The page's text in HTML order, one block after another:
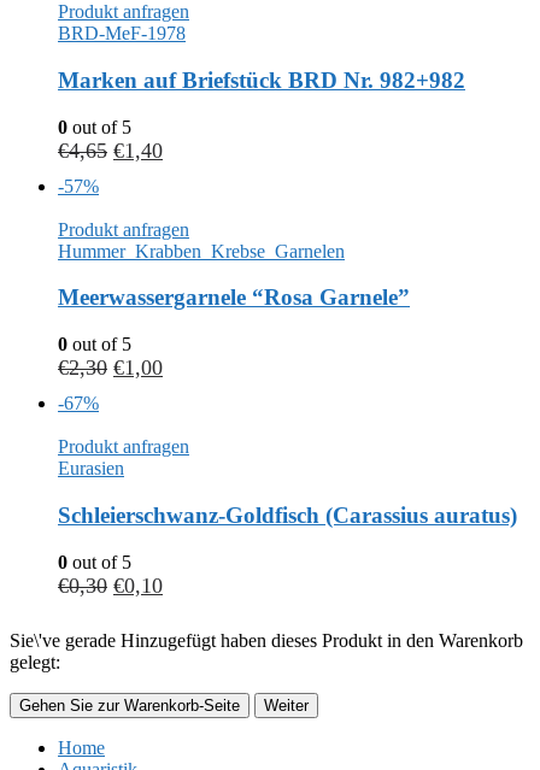
Produkt anfragen
BRD-MeF-1978
Marken auf Briefstück BRD Nr. 982+982
0 out of 5
€4,65 €1,40
-57%
Produkt anfragen
Hummer_Krabben_Krebse_Garnelen
Meerwassergarnele “Rosa Garnele”
0 out of 5
€2,30 €1,00
-67%
Produkt anfragen
Eurasien
Schleierschwanz-Goldfisch (Carassius auratus)
0 out of 5
€0,30 €0,10
Sie\'ve gerade Hinzugefügt haben dieses Produkt in den Warenkorb
gelegt:
Gehen Sie zur Warenkorb-Seite Weiter
Home